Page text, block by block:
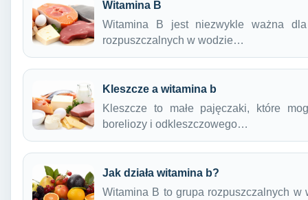
Witamina B
Witamina B jest niezwykle ważna
rozpuszczalnych w wodzie…
Kleszcze a witamina b
Kleszcze to małe pajęczaki, które
boreliozy i odkleszczowego…
Jak działa witamina b?
Witamina B to grupa rozpuszczalnych